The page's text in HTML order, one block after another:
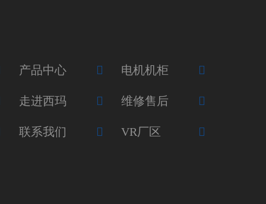
产品中心 电机机柜
走进西玛 维修售后
联系我们 VR厂区